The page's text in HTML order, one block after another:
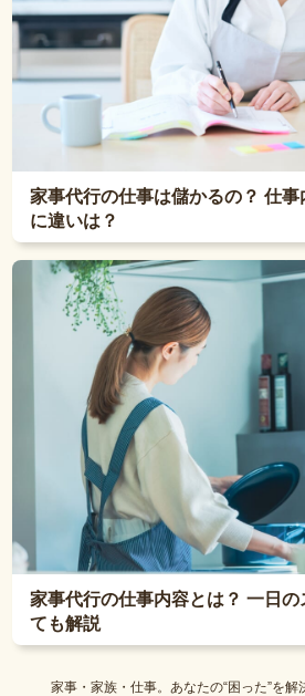
家事代行の仕事は儲かるの？ 仕
に違いは？
家事代行の仕事内容とは？ 一日
ても解説
家事・家族・仕事。あなたの“困った”を